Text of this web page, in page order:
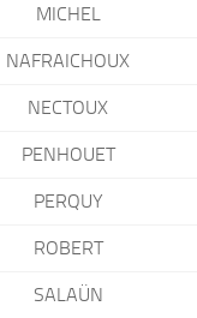
MICHEL
NAFRAICHOUX
NECTOUX
PENHOUET
PERQUY
ROBERT
SALAÜN